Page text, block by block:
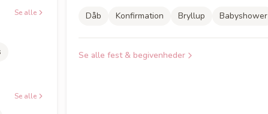
Se alle
Se alle
Dåb Konfirmation Bryllup Babyshower
Se alle fest & begivenheder